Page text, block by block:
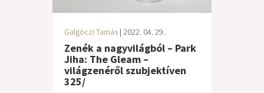
Galgóczi Tamás | 2022. 04. 29.
Zenék a nagyvilágból – Park
Jiha: The Gleam –
világzenéről szubjektíven
325/